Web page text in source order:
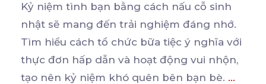
Kỷ niệm tình bạn bằng cách nấu cỗ sinh
nhật sẽ mang đến trải nghiệm đáng nhớ.
Tìm hiểu cách tổ chức bữa tiệc ý nghĩa với
thực đơn hấp dẫn và hoạt động vui nhộn,
tạo nên kỷ niệm khó quên bên bạn bè. ...